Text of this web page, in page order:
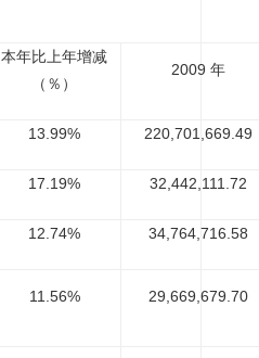
本年比上年增减
（％）
2009 年
13.99% 220,701,669.49
17.19% 32,442,111.72
12.74% 34,764,716.58
11.56% 29,669,679.70